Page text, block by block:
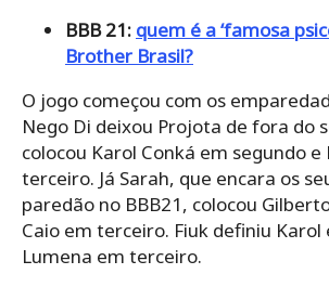
BBB 21: quem é a ‘famosa
Brother Brasil?
O jogo começou com os
Nego Di deixou Projota de fora do
colocou Karol Conká em segundo e
terceiro. Já Sarah, que encara os
paredão no BBB21, colocou
Caio em terceiro. Fiuk definiu Karol
Lumena em terceiro.